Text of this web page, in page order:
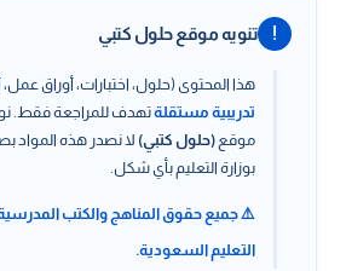
! تنويه موقع حلول كتبي
هذا المحتوى (حلول، اختبارات، أوراق
تدريبية مستقلةتهدف للمراجعة فقط.
موقع (حلول كتبي) لا نصدر هذه المواد
بوزارة التعليم بأي شكل.
⚠️ جميع حقوق المناهج والكتب
التعليم السعودية.